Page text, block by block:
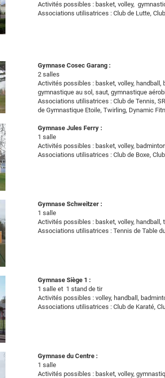
Activités possibles : basket, volley,
Associations utilisatrices : Club de Lutte,
Gymnase Cosec Garang :
2 salles
Activités possibles : basket, volley, handball,
gymnastique au sol, saut, gymnastique
Associations utilisatrices : Club de Tennis,
de Gymnastique Etoile, Twirling, Dynamic
Gymnase Jules Ferry :
1 salle
Activités possibles : basket, volley,
Associations utilisatrices : Club de Boxe,
Gymnase Schweitzer :
1 salle
Activités possibles : basket, volley, handball,
Associations utilisatrices : Tennis de Table
Gymnase Siège 1 :
1 salle et 1 stand de tir
Activités possibles : volley, handball,
Associations utilisatrices : Club de Karaté,
Gymnase du Centre :
1 salle
Activités possibles : basket, volley,